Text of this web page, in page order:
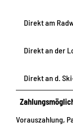
Direkt am
Direkt an der
Direkt an d.
Vorauszahlung,